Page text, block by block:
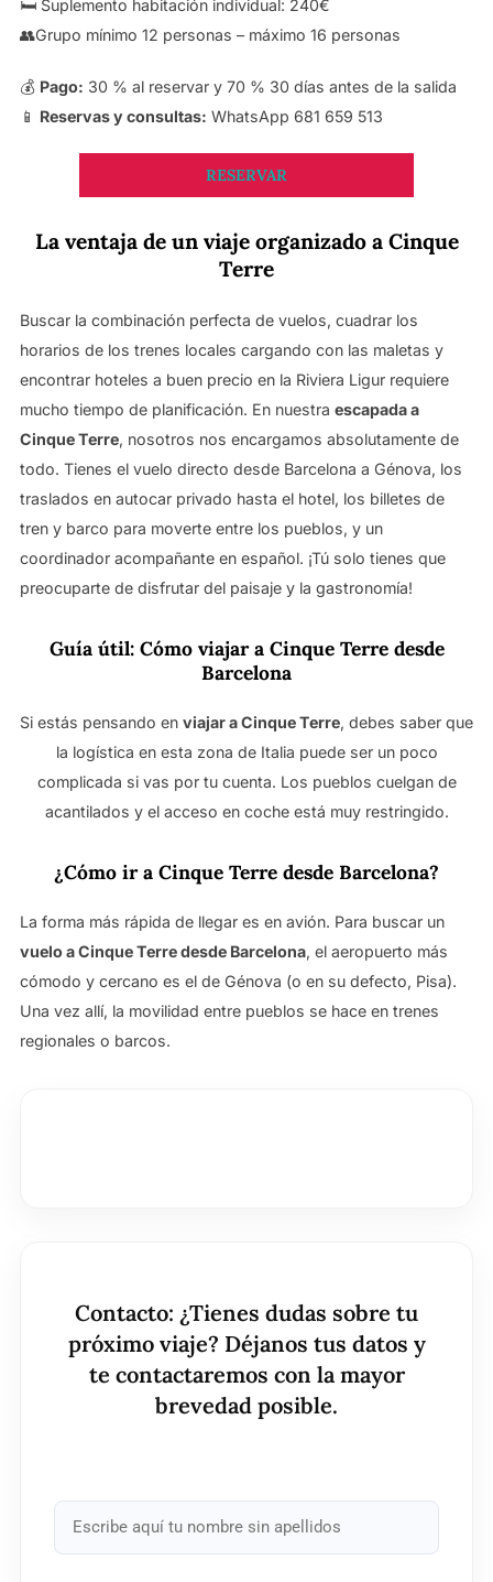
🛏️ Suplemento habitación individual: 240€
👥Grupo mínimo 12 personas – máximo 16 personas
💰 Pago: 30 % al reservar y 70 % 30 días antes de la salida
📱 Reservas y consultas: WhatsApp 681 659 513
RESERVAR
La ventaja de un viaje organizado a Cinque
Terre
Buscar la combinación perfecta de vuelos, cuadrar los
horarios de los trenes locales cargando con las maletas y
encontrar hoteles a buen precio en la Riviera Ligur requiere
mucho tiempo de planificación. En nuestra escapada a
Cinque Terre, nosotros nos encargamos absolutamente de
todo. Tienes el vuelo directo desde Barcelona a Génova, los
traslados en autocar privado hasta el hotel, los billetes de
tren y barco para moverte entre los pueblos, y un
coordinador acompañante en español. ¡Tú solo tienes que
preocuparte de disfrutar del paisaje y la gastronomía!
Guía útil: Cómo viajar a Cinque Terre desde
Barcelona
Si estás pensando en viajar a Cinque Terre, debes saber que
la logística en esta zona de Italia puede ser un poco
complicada si vas por tu cuenta. Los pueblos cuelgan de
acantilados y el acceso en coche está muy restringido.
¿Cómo ir a Cinque Terre desde Barcelona?
La forma más rápida de llegar es en avión. Para buscar un
vuelo a Cinque Terre desde Barcelona, el aeropuerto más
cómodo y cercano es el de Génova (o en su defecto, Pisa).
Una vez allí, la movilidad entre pueblos se hace en trenes
regionales o barcos.